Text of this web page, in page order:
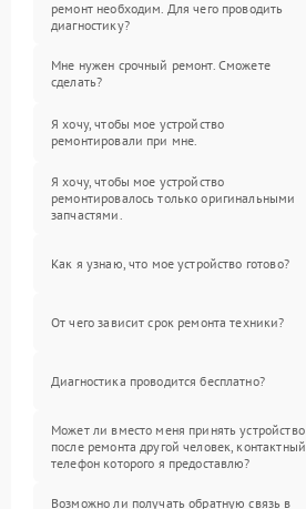
ремонт необходим. Для чего проводить
диагностику?
Мне нужен срочный ремонт. Сможете
сделать?
Я хочу, чтобы мое устройство
ремонтировали при мне.
Я хочу, чтобы мое устройство
ремонтировалось только оригинальными
запчастями.
Как я узнаю, что мое устройство готово?
От чего зависит срок ремонта техники?
Диагностика проводится бесплатно?
Может ли вместо меня принять устройство
после ремонта другой человек, контактный
телефон которого я предоставлю?
Возможно ли получать обратную связь в